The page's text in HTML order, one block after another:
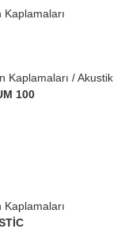
Kaplamaları /
100